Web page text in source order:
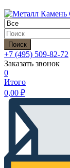
Поиск
+7 (495) 509-82-72
Заказать звонок
0
Итого
0,00 ₽